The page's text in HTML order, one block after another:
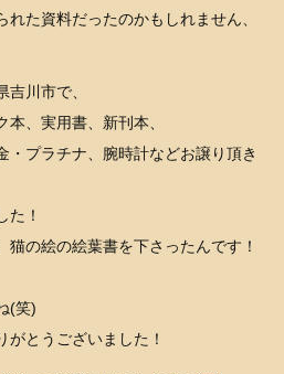
た資料だったのかもしれません、
川市で、
、実用書、新刊本、
・プラチナ、腕時計などお譲り頂き
た！
猫の絵の絵葉書を下さったんです！
(笑)
とうございました！